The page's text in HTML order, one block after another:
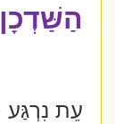
הַשַּׁדְכָן/
עֵת נִרְגַּע